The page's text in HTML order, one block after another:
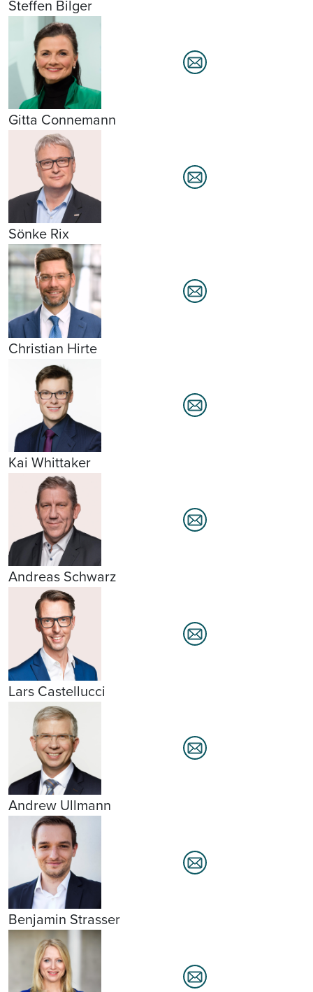
Steffen Bilger
Gitta Connemann
Sönke Rix
Christian Hirte
Kai Whittaker
Andreas Schwarz
Lars Castellucci
Andrew Ullmann
Benjamin Strasser